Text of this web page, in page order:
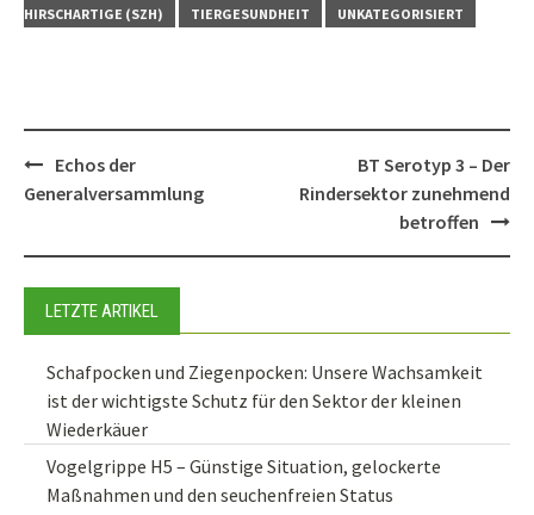
HIRSCHARTIGE (SZH)
TIERGESUNDHEIT UNKATEGORISIERT
Post
navigation
Echos der
Generalversammlung
BT Serotyp 3 – Der
Rindersektor zunehmend
betroffen
LETZTE ARTIKEL
Schafpocken und Ziegenpocken: Unsere Wachsamkeit
ist der wichtigste Schutz für den Sektor der kleinen
Wiederkäuer
Vogelgrippe H5 – Günstige Situation, gelockerte
Maßnahmen und den seuchenfreien Status